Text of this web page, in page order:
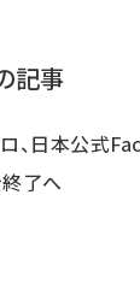
記事
、日本公式
了へ